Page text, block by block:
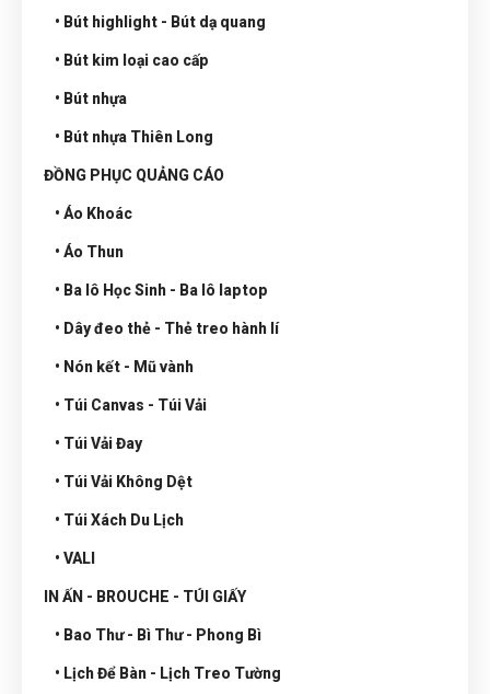
• Bút highlight - Bút dạ quang
• Bút kim loại cao cấp
• Bút nhựa
• Bút nhựa Thiên Long
ĐỒNG PHỤC QUẢNG CÁO
• Áo Khoác
• Áo Thun
• Ba lô Học Sinh - Ba lô laptop
• Dây đeo thẻ - Thẻ treo hành lí
• Nón kết - Mũ vành
• Túi Canvas - Túi Vải
• Túi Vải Đay
• Túi Vải Không Dệt
• Túi Xách Du Lịch
• VALI
IN ẤN - BROUCHE - TÚI GIẤY
• Bao Thư - Bì Thư - Phong Bì
• Lịch Để Bàn - Lịch Treo Tường